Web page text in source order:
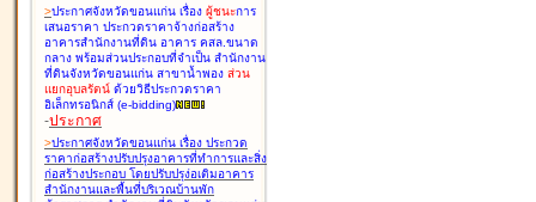
>ประกาศจังหวัดขอนแก่น เรื่อง ผู้ชนะการ
เสนอราคา ประกวดราคาจ้างก่อสร้าง
อาคารสำนักงานที่ดิน อาคาร คสล.ขนาด
กลาง พร้อมส่วนประกอบที่จำเป็น สำนักงาน
ที่ดินจังหวัดขอนแก่น สาขาน้ำพอง ส่วน
แยกอุบลรัตน์ ด้วยวิธีประกวดราคา
อิเล็กทรอนิกส์ (e-bidding)
-ประกาศ
>ประกาศจังหวัดขอนแก่น เรื่อง ประกวด
ราคาก่อสร้างปรับปรุงอาคารที่ทำการและสิ่ง
ก่อสร้างประกอบ โดยปรับปรุง่อเติมอาคาร
สำนักงานและพื้นที่บริเวณบ้านพัก